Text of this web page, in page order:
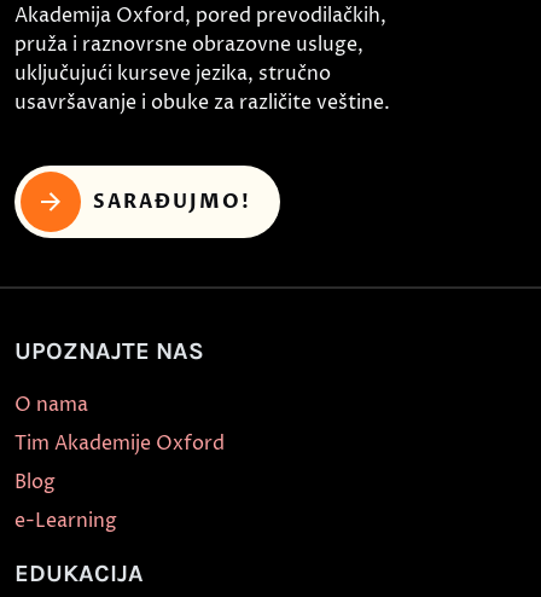
Akademija Oxford, pored prevodilačkih,
pruža i raznovrsne obrazovne usluge,
uključujući kurseve jezika, stručno
usavršavanje i obuke za različite veštine.
SARAĐUJMO!
UPOZNAJTE NAS
O nama
Tim Akademije Oxford
Blog
e-Learning
EDUKACIJA